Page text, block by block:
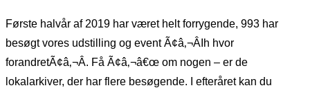
Første halvår af 2019 har været helt forrygende, 993 har
besøgt vores udstilling og event Ã¢â‚¬ÂIh hvor
forandretÃ¢â‚¬Â. Få Ã¢â‚¬â€œ om nogen – er de
lokalarkiver, der har flere besøgende. I efteråret kan du